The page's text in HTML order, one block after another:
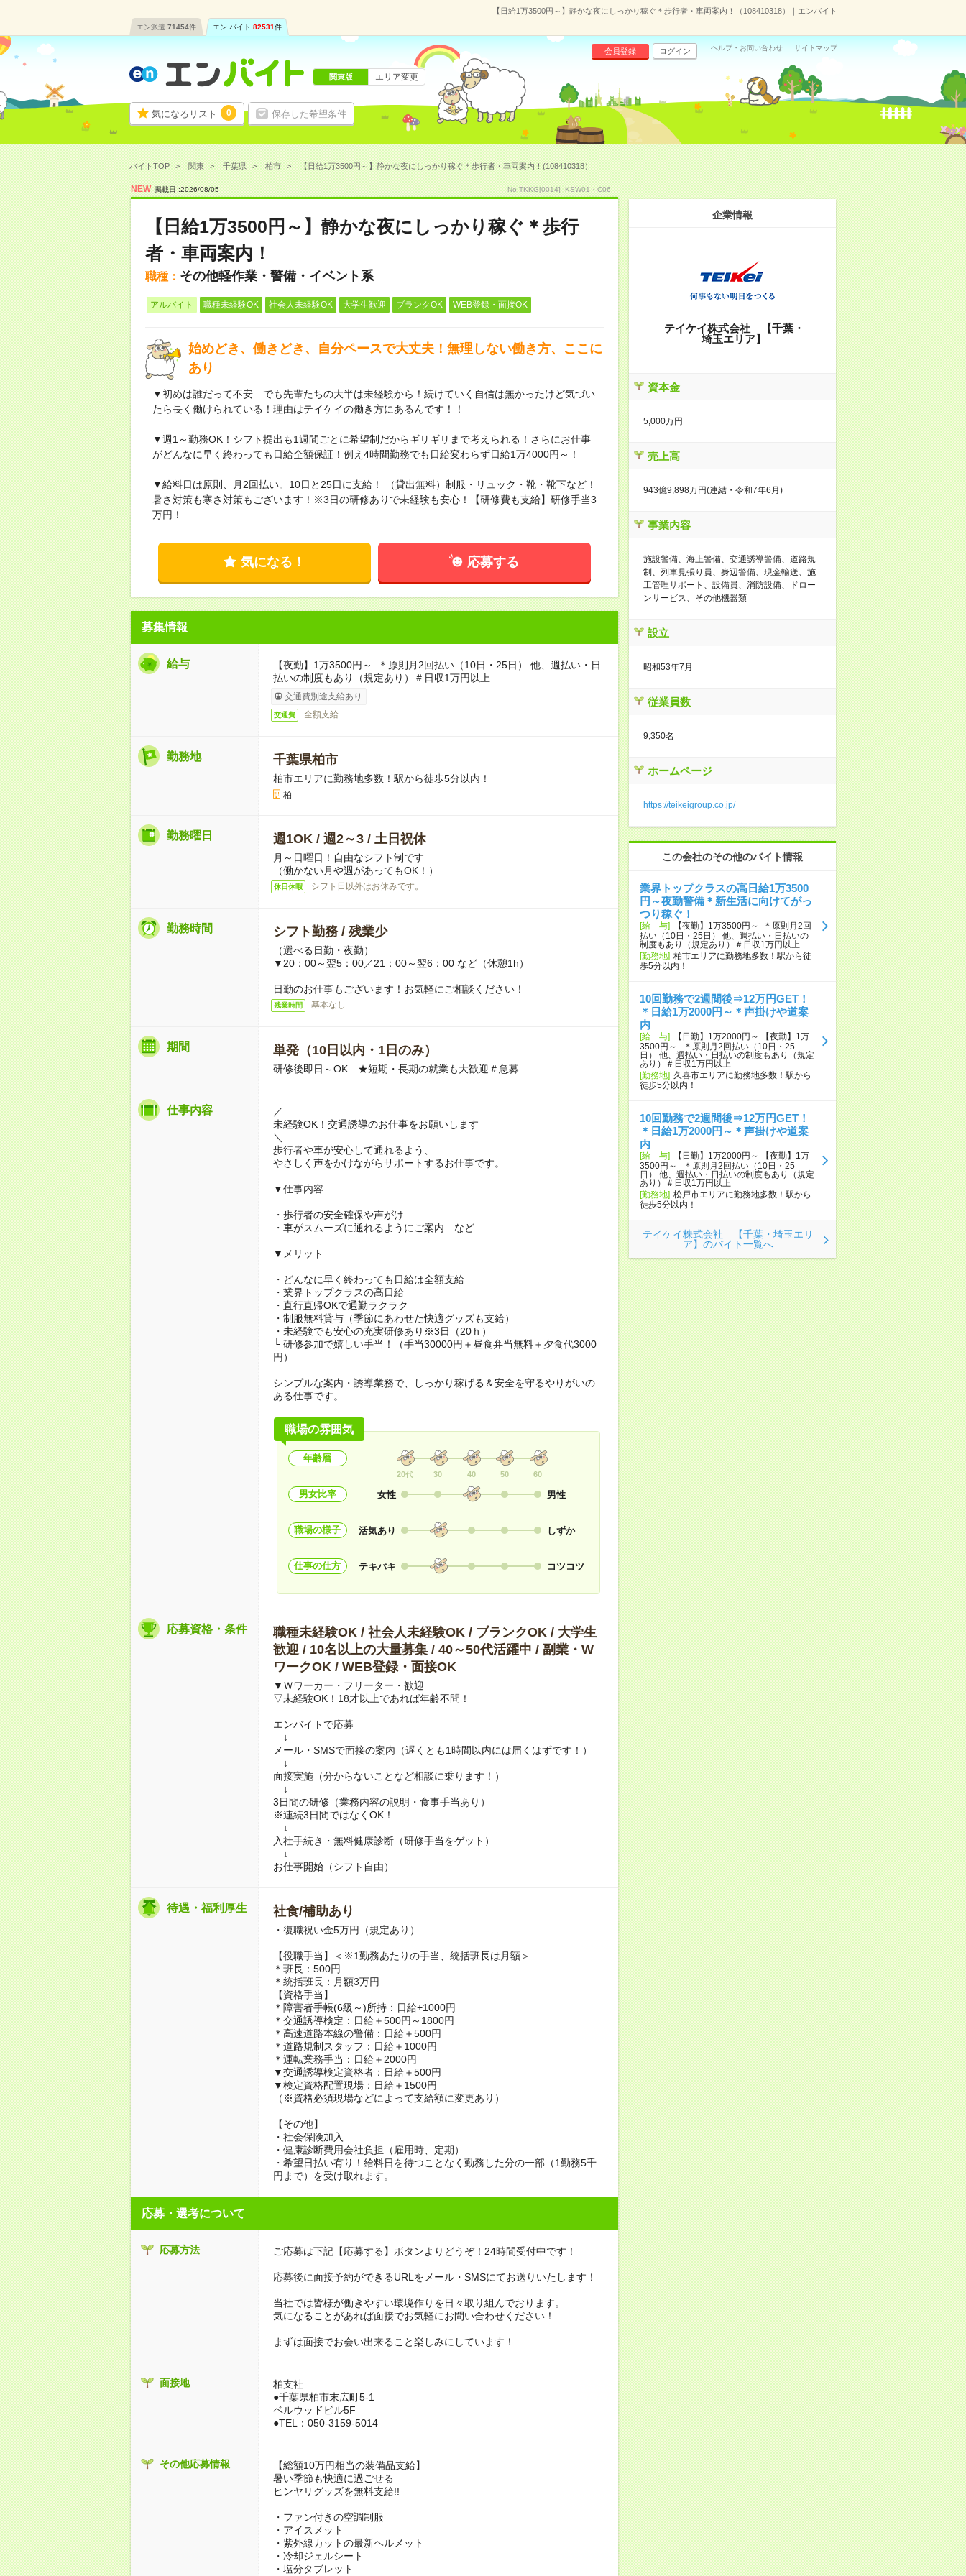
【日給1万3500円～】静かな夜にしっかり稼ぐ＊歩行者・車両案内！（108410318）｜エンバイト
エン派遣 71454件 エン バイト 82531件
気になるリスト 0 保存した希望条件
会員登録 ログイン ヘルプ・お問い合わせ サイトマップ
関東版 エリア変更
バイトTOP 関東 千葉県 柏市 【日給1万3500円～】静かな夜にしっかり稼ぐ＊歩行者・車両案内！(108410318）
NEW 掲載日 :2026/08/05 No.TKKG[0014]_KSW01・C06
【日給1万3500円～】静かな夜にしっかり稼ぐ＊歩行
者・車両案内！
職種： その他軽作業・警備・イベント系
アルバイト 職種未経験OK 社会人未経験OK 大学生歓迎 ブランクOK WEB登録・面接OK
始めどき、働きどき、自分ペースで大丈夫！無理しない働き方、ここに
あり
▼初めは誰だって不安…でも先輩たちの大半は未経験から！続けていく自信は無かったけど気づい
たら長く働けられている！理由はテイケイの働き方にあるんです！！
▼週1～勤務OK！シフト提出も1週間ごとに希望制だからギリギリまで考えられる！さらにお仕事
がどんなに早く終わっても日給全額保証！例え4時間勤務でも日給変わらず日給1万4000円～！
▼給料日は原則、月2回払い。10日と25日に支給！ （貸出無料）制服・リュック・靴・靴下など！
暑さ対策も寒さ対策もございます！※3日の研修ありで未経験も安心！【研修費も支給】研修手当3
万円！
気になる！ 応募する
募集情報
給与
【夜勤】1万3500円～ ＊原則月2回払い（10日・25日） 他、週払い・日
払いの制度もあり（規定あり）＃日収1万円以上
交通費別途支給あり
交通費 全額支給
勤務地 千葉県柏市
柏市エリアに勤務地多数！駅から徒歩5分以内！
柏
勤務曜日 週1OK / 週2～3 / 土日祝休
月～日曜日！自由なシフト制です
（働かない月や週があってもOK！）
休日休暇 シフト日以外はお休みです。
勤務時間 シフト勤務 / 残業少
（選べる日勤・夜勤）
▼20：00～翌5：00／21：00～翌6：00 など（休憩1h）
日勤のお仕事もございます！お気軽にご相談ください！
残業時間 基本なし
期間 単発（10日以内・1日のみ）
研修後即日～OK ★短期・長期の就業も大歓迎＃急募
仕事内容
／
未経験OK！交通誘導のお仕事をお願いします
＼
歩行者や車が安心して通れるよう、
やさしく声をかけながらサポートするお仕事です。
▼仕事内容
・歩行者の安全確保や声がけ
・車がスムーズに通れるようにご案内 など
▼メリット
・どんなに早く終わっても日給は全額支給
・業界トップクラスの高日給
・直行直帰OKで通勤ラクラク
・制服無料貸与（季節にあわせた快適グッズも支給）
・未経験でも安心の充実研修あり※3日（20ｈ）
└ 研修参加で嬉しい手当！（手当30000円＋昼食弁当無料＋夕食代3000
円）
シンプルな案内・誘導業務で、しっかり稼げる＆安全を守るやりがいの
ある仕事です。
職場の雰囲気
年齢層
20代 30 40 50 60
男女比率 女性 男性
職場の様子 活気あり しずか
仕事の仕方 テキパキ コツコツ
応募資格・条件
職種未経験OK / 社会人未経験OK / ブランクOK / 大学生
歓迎 / 10名以上の大量募集 / 40～50代活躍中 / 副業・W
ワークOK / WEB登録・面接OK
▼Ｗワーカー・フリーター・歓迎
▽未経験OK！18才以上であれば年齢不問！
エンバイトで応募
↓
メール・SMSで面接の案内（遅くとも1時間以内には届くはずです！）
↓
面接実施（分からないことなど相談に乗ります！）
↓
3日間の研修（業務内容の説明・食事手当あり）
※連続3日間ではなくOK！
↓
入社手続き・無料健康診断（研修手当をゲット）
↓
お仕事開始（シフト自由）
待遇・福利厚生 社食/補助あり
・復職祝い金5万円（規定あり）
【役職手当】＜※1勤務あたりの手当、統括班長は月額＞
＊班長：500円
＊統括班長：月額3万円
【資格手当】
＊障害者手帳(6級～)所持：日給+1000円
＊交通誘導検定：日給＋500円～1800円
＊高速道路本線の警備：日給＋500円
＊道路規制スタッフ：日給＋1000円
＊運転業務手当：日給＋2000円
▼交通誘導検定資格者：日給＋500円
▼検定資格配置現場：日給＋1500円
（※資格必須現場などによって支給額に変更あり）
【その他】
・社会保険加入
・健康診断費用会社負担（雇用時、定期）
・希望日払い有り！給料日を待つことなく勤務した分の一部（1勤務5千
円まで）を受け取れます。
応募・選考について
応募方法 ご応募は下記【応募する】ボタンよりどうぞ！24時間受付中です！
応募後に面接予約ができるURLをメール・SMSにてお送りいたします！
当社では皆様が働きやすい環境作りを日々取り組んでおります。
気になることがあれば面接でお気軽にお問い合わせください！
まずは面接でお会い出来ること楽しみにしています！
面接地
柏支社
●千葉県柏市末広町5-1
ベルウッドビル5F
●TEL：050-3159-5014
その他応募情報
【総額10万円相当の装備品支給】
暑い季節も快適に過ごせる
ヒンヤリグッズを無料支給!!
・ファン付きの空調制服
・アイスメット
・紫外線カットの最新ヘルメット
・冷却ジェルシート
・塩分タブレット
企業情報
テイケイ株式会社 【千葉・
埼玉エリア】
資本金
5,000万円
売上高
943億9,898万円(連結・令和7年6月)
事業内容
施設警備、海上警備、交通誘導警備、道路規
制、列車見張り員、身辺警備、現金輸送、施
工管理サポート、設備員、消防設備、ドロー
ンサービス、その他機器類
設立
昭和53年7月
従業員数
9,350名
ホームページ
https://teikeigroup.co.jp/
この会社のその他のバイト情報
業界トップクラスの高日給1万3500
円～夜勤警備＊新生活に向けてがっ
つり稼ぐ！
[給 与]
【夜勤】1万3500円～ ＊原則月2回
払い（10日・25日） 他、週払い・日払いの
制度もあり（規定あり）＃日収1万円以上
[勤務地] 柏市エリアに勤務地多数！駅から徒
歩5分以内！
10回勤務で2週間後⇒12万円GET！
＊日給1万2000円～＊声掛けや道案
内
[給 与]
【日勤】1万2000円～ 【夜勤】1万
3500円～ ＊原則月2回払い（10日・25
日） 他、週払い・日払いの制度もあり（規定
あり）＃日収1万円以上
[勤務地] 久喜市エリアに勤務地多数！駅から
徒歩5分以内！
10回勤務で2週間後⇒12万円GET！
＊日給1万2000円～＊声掛けや道案
内
[給 与]
【日勤】1万2000円～ 【夜勤】1万
3500円～ ＊原則月2回払い（10日・25
日） 他、週払い・日払いの制度もあり（規定
あり）＃日収1万円以上
[勤務地] 松戸市エリアに勤務地多数！駅から
徒歩5分以内！
テイケイ株式会社 【千葉・埼玉エリ
ア】のバイト一覧へ